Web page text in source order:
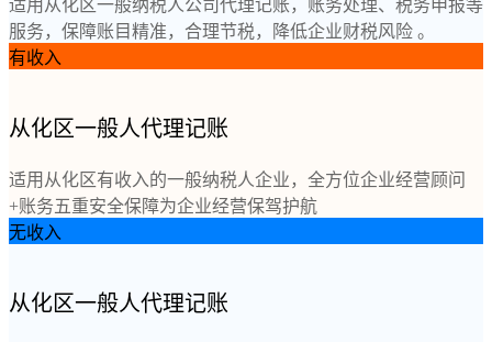
适用从化区一般纳税人公司代理记账，账务处理、税务申报等
服务，保障账目精准，合理节税，降低企业财税风险 。
有收入
从化区一般人代理记账
适用从化区有收入的一般纳税人企业，全方位企业经营顾问
+账务五重安全保障为企业经营保驾护航
无收入
从化区一般人代理记账